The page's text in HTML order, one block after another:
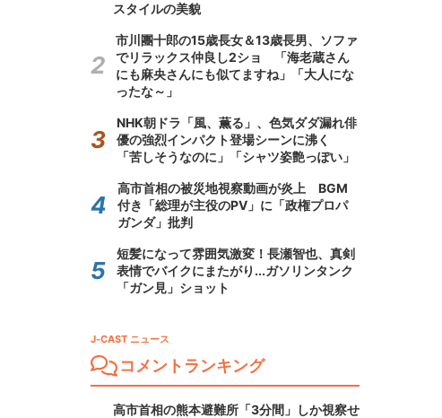
スタイルの美貌
市川團十郎の15歳長女＆13歳長男、ソファ
でリラックス仲良し2ショ 「海老蔵さん
にも麻央さんにも似てますね」「大人にな
ったな～」
NHK朝ドラ「風、薫る」、色気ダダ漏れ俳
優の強烈インパクト登場シーンに沸く
「苦しそうなのに」「シャツ姿艶っぽい」
高市首相の被災地視察動画が炎上 BGM
付き「総理が主役のPV」に「政権プロパ
ガンダ」批判
短髪になって雰囲気激変！長瀬智也、真剣
表情でバイクにまたがり...ガソリンタンク
「ガン見」ショット
J-CAST ニュース
コメントランキング
高市首相の熊本避難所「3分間」しか視察せ